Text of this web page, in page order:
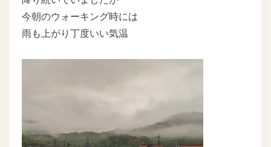
今朝のウォーキング時には
雨も上がり丁度いい気温